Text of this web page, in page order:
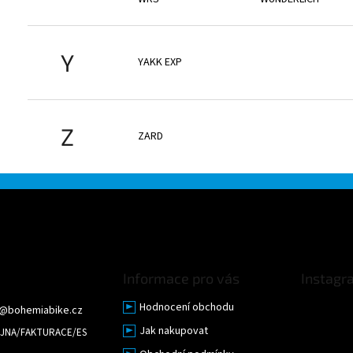
Y YAKK EXP
Z ZARD
bohemiabike.cz
Informace pro vás
Hodnocení obchodu
Jak nakupovat